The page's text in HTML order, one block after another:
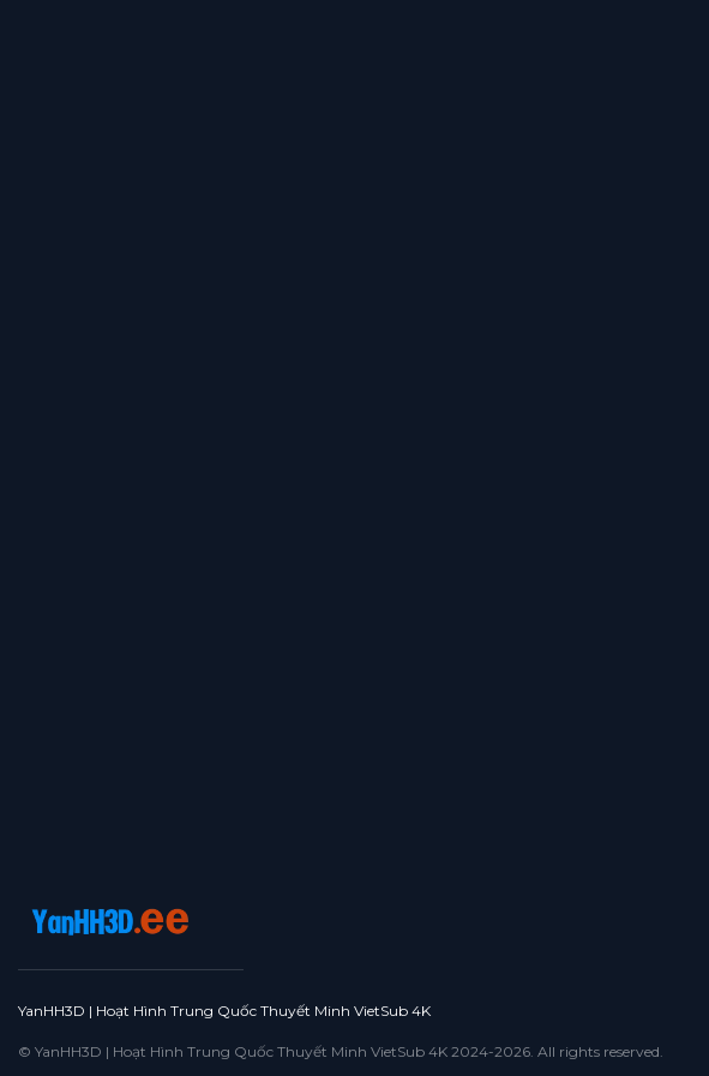
YanHH3D | Hoạt Hình Trung Quốc Thuyết Minh VietSub 4K
© YanHH3D | Hoạt Hình Trung Quốc Thuyết Minh VietSub 4K 2024-2026. All rights reserved.